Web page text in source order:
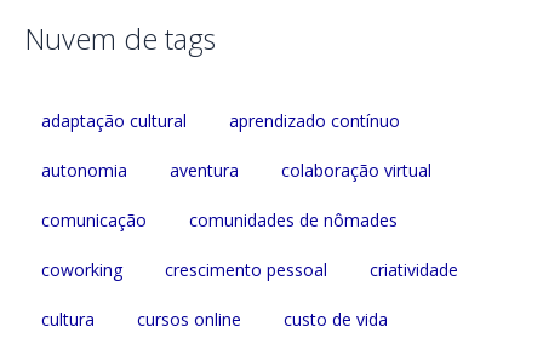
Nuvem de tags
adaptação cultural aprendizado contínuo
autonomia aventura colaboração virtual
comunicação comunidades de nômades
coworking crescimento pessoal criatividade
cultura cursos online custo de vida